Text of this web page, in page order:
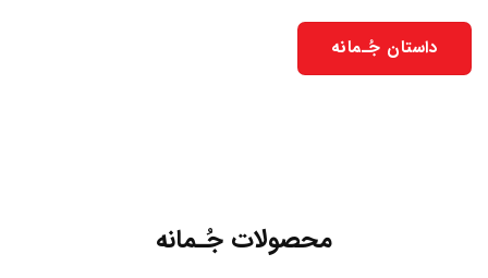
داستان جُـمانه
محصولات جُـمانه